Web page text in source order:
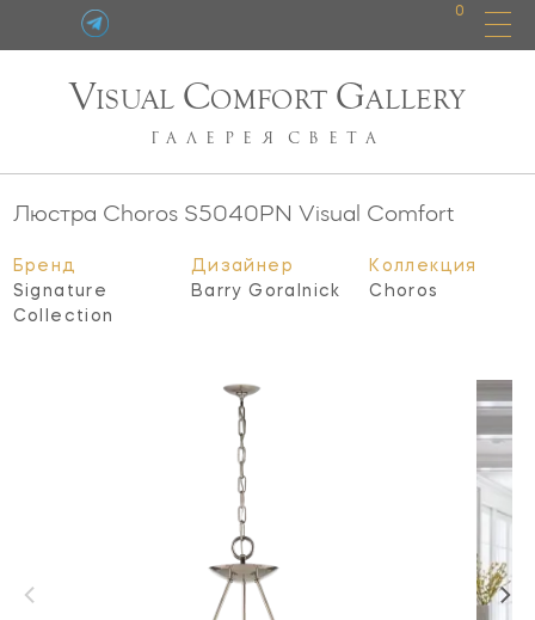
0
VISUAL COMFORT GALLERY
ГАЛЕРЕЯ СВЕТА
Люстра Choros S5040PN Visual Comfort
Бренд
Signature
Collection
Дизайнер
Barry Goralnick
Коллекция
Choros